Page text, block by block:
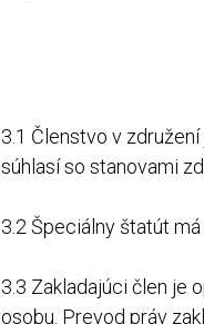
3.1 Členstvo v
súhlasí so stanovami
3.2 Špeciálny štatút má
3.3 Zakladajúci člen je
osobu. Prevod práv